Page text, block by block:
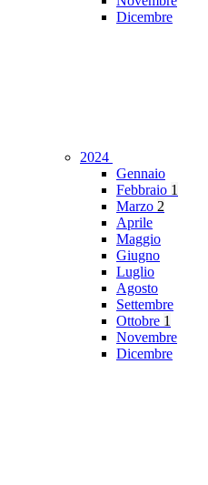
Dicembre
2024
Gennaio
Febbraio 1
Marzo 2
Aprile
Maggio
Giugno
Luglio
Agosto
Settembre
Ottobre 1
Novembre
Dicembre